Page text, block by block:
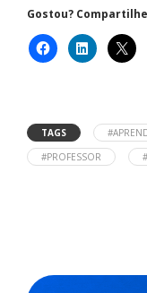
Gostou?
TAGS
#PROFESSOR